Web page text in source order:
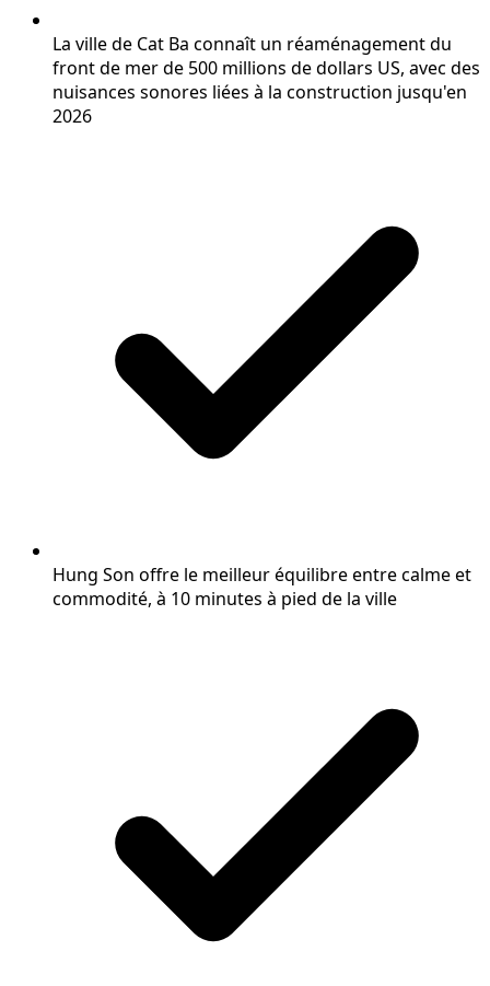
La ville de Cat Ba connaît un réaménagement du
front de mer de 500 millions de dollars US, avec des
nuisances sonores liées à la construction jusqu'en
2026
Hung Son offre le meilleur équilibre entre calme et
commodité, à 10 minutes à pied de la ville